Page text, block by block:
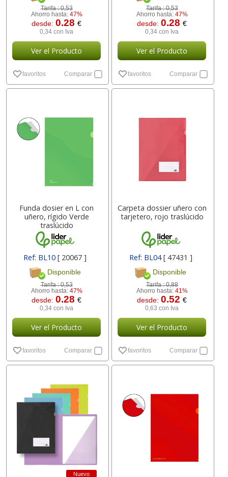
Tarifa :0,53
Ahorro hasta: 47%
desde:0.28€
0,34 con Iva
Ver el Producto
favoritos Comparar
Tarifa :0,53
Ahorro hasta: 47%
desde:0.28€
0,34 con Iva
Ver el Producto
favoritos Comparar
Funda dosier en L con
uñero, rígido Verde
traslúcido
Ref: BL10[ 20067 ]
Disponible
Tarifa :0,53
Ahorro hasta: 47%
desde:0.28€
0,34 con Iva
Ver el Producto
favoritos Comparar
Carpeta dossier uñero con
tarjetero, rojo traslúcido
Ref: BL04[ 47431 ]
Disponible
Tarifa :0,88
Ahorro hasta: 41%
desde:0.52€
0,63 con Iva
Ver el Producto
favoritos Comparar
Nuevo